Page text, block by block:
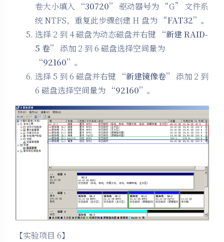
卷大小填入
“30720” 驱动器号为 “G” 文件系
统 NTFS，重复此步骤创建 H 盘为 “FAT32”。
选择 2 到 4 磁盘为动态磁盘并右键
“新建 RAID-
5 卷” 添加 2 到 6 磁盘选择空间量为
“92160” 。
选择 5 到 6 磁盘并右键
“新建镜像卷” 添加 2 到
6 磁盘选择空间量为 “92160” 。
【实验项目 6】